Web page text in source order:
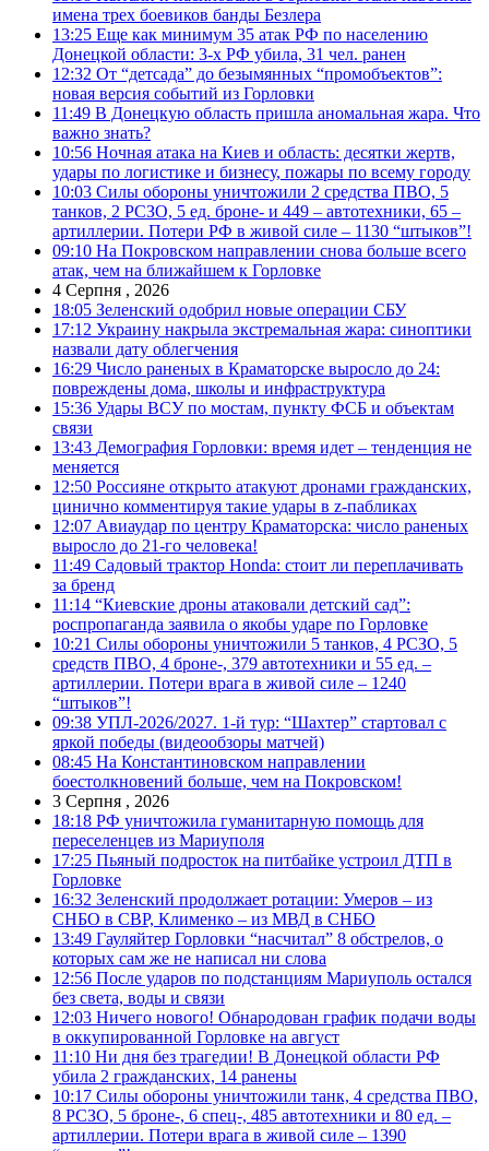
имена трех боевиков банды Безлера
13:25 Еще как минимум 35 атак РФ по населению
Донецкой области: 3-х РФ убила, 31 чел. ранен
12:32 От “детсада” до безымянных “промобъектов”:
новая версия событий из Горловки
11:49 В Донецкую область пришла аномальная жара. Что
важно знать?
10:56 Ночная атака на Киев и область: десятки жертв,
удары по логистике и бизнесу, пожары по всему городу
10:03 Силы обороны уничтожили 2 средства ПВО, 5
танков, 2 РСЗО, 5 ед. броне- и 449 – автотехники, 65 –
артиллерии. Потери РФ в живой силе – 1130 “штыков”!
09:10 На Покровском направлении снова больше всего
атак, чем на ближайшем к Горловке
4 Серпня , 2026
18:05 Зеленский одобрил новые операции СБУ
17:12 Украину накрыла экстремальная жара: синоптики
назвали дату облегчения
16:29 Число раненых в Краматорске выросло до 24:
повреждены дома, школы и инфраструктура
15:36 Удары ВСУ по мостам, пункту ФСБ и объектам
связи
13:43 Демография Горловки: время идет – тенденция не
меняется
12:50 Россияне открыто атакуют дронами гражданских,
цинично комментируя такие удары в z-пабликах
12:07 Авиаудар по центру Краматорска: число раненых
выросло до 21-го человека!
11:49 Садовый трактор Honda: стоит ли переплачивать
за бренд
11:14 “Киевские дроны атаковали детский сад”:
роспропаганда заявила о якобы ударе по Горловке
10:21 Силы обороны уничтожили 5 танков, 4 РСЗО, 5
средств ПВО, 4 броне-, 379 автотехники и 55 ед. –
артиллерии. Потери врага в живой силе – 1240
“штыков”!
09:38 УПЛ-2026/2027. 1-й тур: “Шахтер” стартовал с
яркой победы (видеообзоры матчей)
08:45 На Константиновском направлении
боестолкновений больше, чем на Покровском!
3 Серпня , 2026
18:18 РФ уничтожила гуманитарную помощь для
переселенцев из Мариуполя
17:25 Пьяный подросток на питбайке устроил ДТП в
Горловке
16:32 Зеленский продолжает ротации: Умеров – из
СНБО в СВР, Клименко – из МВД в СНБО
13:49 Гауляйтер Горловки “насчитал” 8 обстрелов, о
которых сам же не написал ни слова
12:56 После ударов по подстанциям Мариуполь остался
без света, воды и связи
12:03 Ничего нового! Обнародован график подачи воды
в оккупированной Горловке на август
11:10 Ни дня без трагедии! В Донецкой области РФ
убила 2 гражданских, 14 ранены
10:17 Силы обороны уничтожили танк, 4 средства ПВО,
8 РСЗО, 5 броне-, 6 спец-, 485 автотехники и 80 ед. –
артиллерии. Потери врага в живой силе – 1390